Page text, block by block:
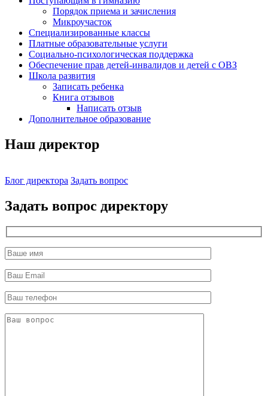
Порядок приема и зачисления
Микроучасток
Специализированные классы
Платные образовательные услуги
Социально-психологическая поддержка
Обеспечение прав детей-инвалидов и детей с ОВЗ
Школа развития
Записать ребенка
Книга отзывов
Написать отзыв
Дополнительное образование
Наш директор
Блог директора Задать вопрос
Задать вопрос директору